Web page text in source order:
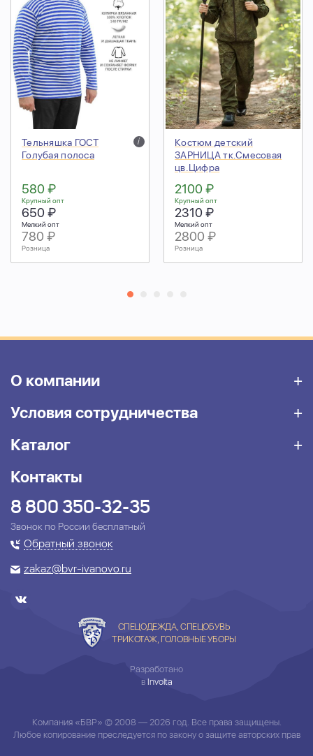
Тельняшка ГОСТ
Голубая полоса
i
580 ₽
Крупный опт
650 ₽
Мелкий опт
780 ₽
Розница
Костюм детский
ЗАРНИЦА тк.Смесовая
цв.Цифра
2100 ₽
Крупный опт
2310 ₽
Мелкий опт
2800 ₽
Розница
О компании
Условия сотрудничества
Каталог
Контакты
8 800 350-32-35
Звонок по России бесплатный
Обратный звонок
zakaz@bvr-ivanovo.ru
СПЕЦОДЕЖДА, СПЕЦОБУВЬ
ТРИКОТАЖ, ГОЛОВНЫЕ УБОРЫ
Разработано
в Involta
Компания «БВР» © 2008 — 2026 год. Все права защищены.
Любое копирование преследуется по закону о защите авторских прав